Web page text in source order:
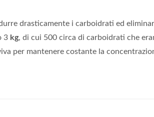
drasticamente i carboidrati ed
3 kg, di cui 500 circa di carboidrati che
per mantenere costante la